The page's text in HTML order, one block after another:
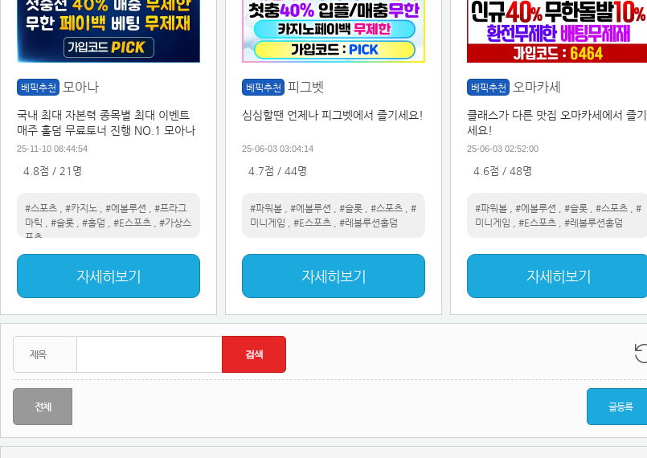
베픽추천 모아나
국내 최대 자본력 종목별 최대 이벤트
매주 홀덤 무료토너 진행 NO.1 모아나
25-11-10 08:44:54
4.8점 / 21명
#스포츠 #카지노 #에볼루션
#프라그
마틱
#슬롯 #홀덤 #E스포츠
#가상스
포츠
자세히보기
베픽추천 피그벳
심심할땐 언제나 피그벳에서 즐기세요!
25-06-03 03:04:14
4.7점 / 44명
#파워볼 #에볼루션 #슬롯 #스포츠
#
미니게임
#E스포츠 #레볼루션홀덤
자세히보기
베픽추천 오마카세
클래스가 다른 맛집 오마카세에서 즐기
세요!
25-06-03 02:52:00
4.6점 / 48명
#파워볼 #에볼루션 #슬롯 #스포츠
#
미니게임
#E스포츠 #레볼루션홀덤
자세히보기
전체 글등록